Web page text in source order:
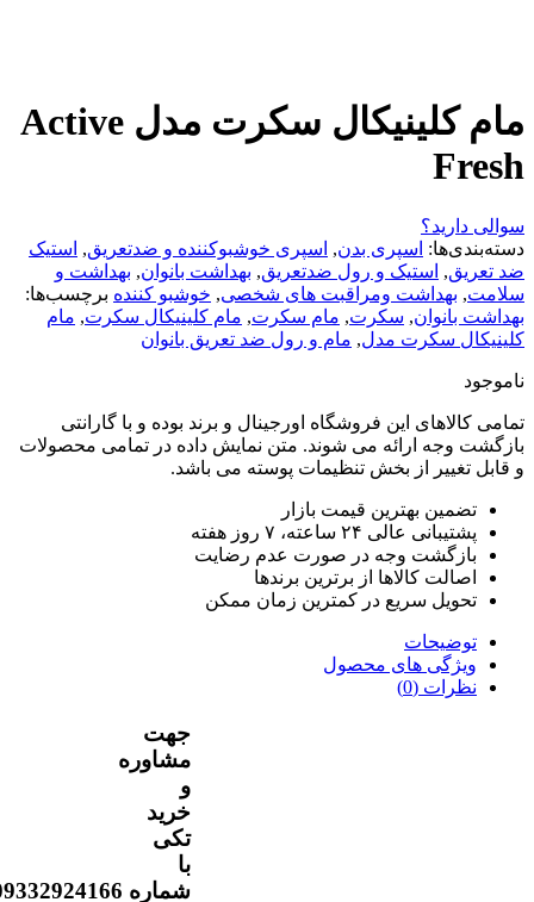
مام کلینیکال سکرت مدل Active
اسپری بدن,اسپری خوشبوکننده و ضدتعریق,استیک
, استیک و رول ضدتعریق,بهداشت بانوان, بهداشت و
,بهداشت ومراقبت های شخصی,خوشبو کننده برچسب‌ها:
بانوان, سکرت ,مام سکرت ,مام کلینیکال سکرت ,مام
سکرت مدل ,مام و رول ضد تعریق بانوان
این فروشگاه اورجینال و برند بوده و با گارانتی
وجه ارائه می شوند. متن نمایش داده در تمامی محصولات
تغییر از بخش تنظیمات پوسته می باشد.
تضمین بهترین قیمت بازار
پشتیبانی عالی ۲۴ ساعته، ۷ روز هفته
بازگشت وجه در صورت عدم رضایت
اصالت کالاها از برترین برندها
تحویل سریع در کمترین زمان ممکن
توضیحات
ویژگی های محصول
نظرات (0)
مشاوره
شماره 09332924166 و